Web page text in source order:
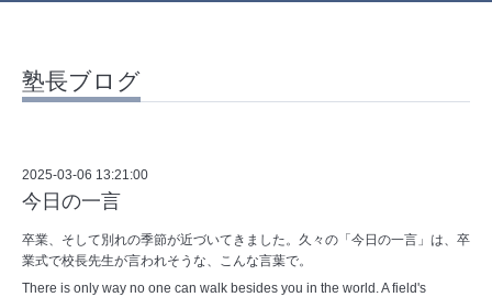
塾長ブログ
2025-03-06 13:21:00
今日の一言
卒業、そして別れの季節が近づいてきました。久々の「今日の一言」は、卒
業式で校長先生が言われそうな、こんな言葉で。
There is only way no one can walk besides you in the world. A field's